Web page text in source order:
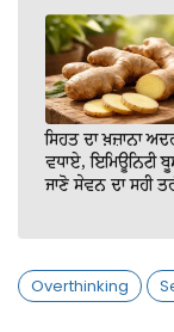
ਸਿਹਤ ਦਾ ਖ਼ਜ਼ਾਨਾ
ਵਧਾਏ, ਇਮਿਊਨਿਟੀ
ਜਾਣੋ ਸੇਵਨ ਦਾ ਸਹੀ
Overthinking